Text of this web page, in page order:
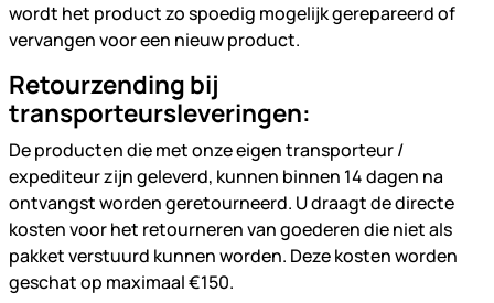
wordt het product zo spoedig mogelijk gerepareerd of
vervangen voor een nieuw product.
Retourzending bij
transporteursleveringen:
De producten die met onze eigen transporteur /
expediteur zijn geleverd, kunnen binnen 14 dagen na
ontvangst worden geretourneerd. U draagt de directe
kosten voor het retourneren van goederen die niet als
pakket verstuurd kunnen worden. Deze kosten worden
geschat op maximaal €150.